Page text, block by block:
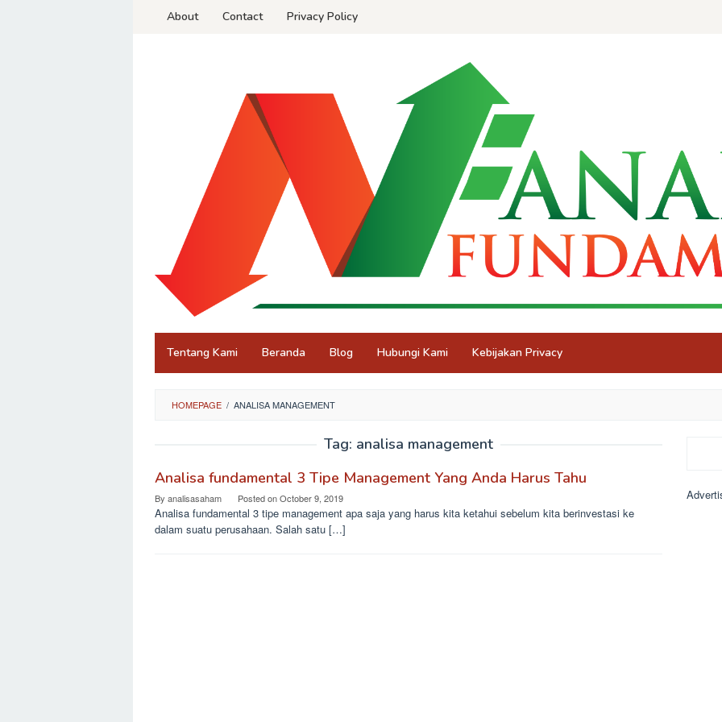
About Contact Privacy Policy
Tentang Kami Beranda Blog Hubungi Kami Kebijakan Privacy
HOMEPAGE / ANALISA MANAGEMENT
Tag: analisa management
Analisa fundamental 3 Tipe Management Yang Anda Harus Tahu
By analisasaham Posted onOctober 9, 2019
Analisa fundamental 3 tipe management apa saja yang harus kita ketahui sebelum kita berinvestasi ke
dalam suatu perusahaan. Salah satu […]